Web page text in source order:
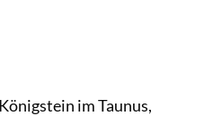
im Taunus,